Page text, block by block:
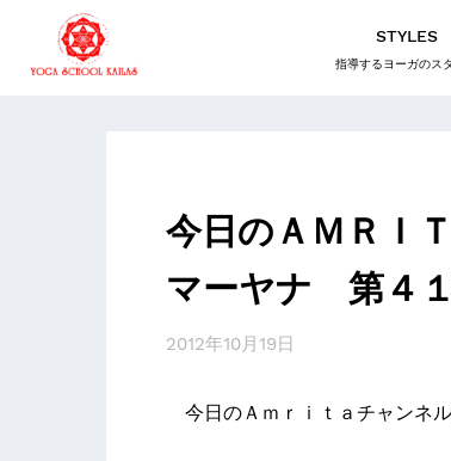
STYLES
指導するヨーガのス
今日のＡＭＲＩ
マーヤナ 第４１
2012年10月19日
今日のＡｍｒｉｔａチャンネル